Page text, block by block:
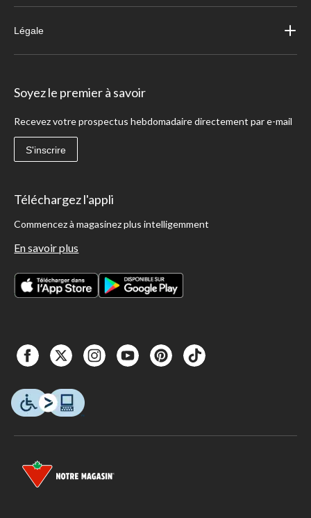
Légale
Soyez le premier à savoir
Recevez votre prospectus hebdomadaire directement par e-mail
S'inscrire
Téléchargez l'appli
Commencez à magasinez plus intelligemment
En savoir plus